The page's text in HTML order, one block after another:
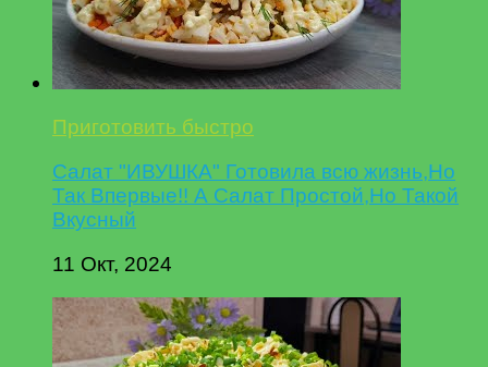
Приготовить быстро
Салат "ИВУШКА" Готовила всю жизнь,Но
Так Впервые!! А Салат Простой,Но Такой
Вкусный
11 Окт, 2024